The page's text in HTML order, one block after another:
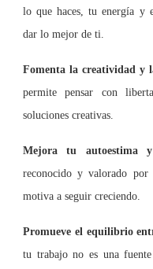
lo que haces, tu energía y
dar lo mejor de ti.
Fomenta la creatividad y
permite pensar con
soluciones creativas.
Mejora tu autoestima
reconocido y valorado
motiva a seguir creciendo.
Promueve el equilibrio
tu trabajo no es una